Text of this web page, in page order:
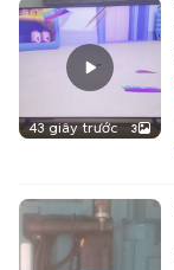
43 giây trước 3